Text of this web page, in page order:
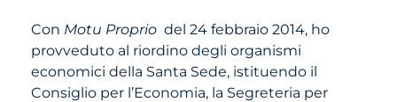
Con Motu Proprio del 24 febbraio 2014, ho
provveduto al riordino degli organismi
economici della Santa Sede, istituendo il
Consiglio per l’Economia, la Segreteria per